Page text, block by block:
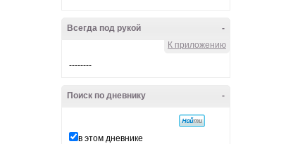
-
Всегда под рукой
К приложению
--------
-
Поиск по дневнику
в этом дневнике